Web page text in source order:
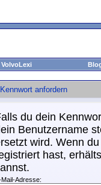
VolvoLexi
anfordern
du dein
Benutzername
wird. Wenn
hast,
Mail-Adresse: